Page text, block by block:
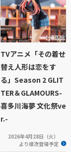
TVアニメ「その着せ
替え人形は恋をす
る」Season 2 GLIT
TER＆GLAMOURS-
喜多川海夢 文化祭ve
r.-
2026年4月28日（火）
より順次登場予定